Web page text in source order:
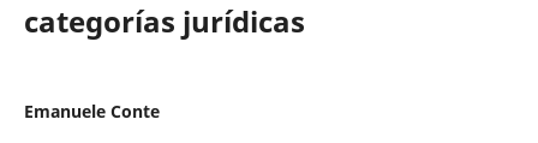
categorías jurídicas
Emanuele Conte